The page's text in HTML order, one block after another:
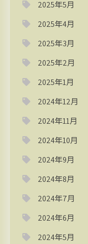
2025年5月
2025年4月
2025年3月
2025年2月
2025年1月
2024年12月
2024年11月
2024年10月
2024年9月
2024年8月
2024年7月
2024年6月
2024年5月